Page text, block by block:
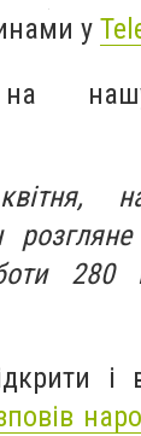
у
на
280
і